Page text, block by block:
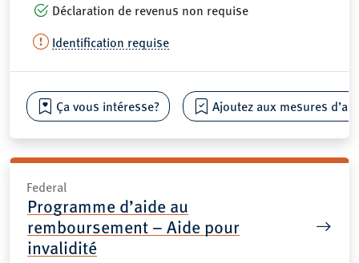
Déclaration de revenus non requise
Identification requise
Ça vous intéresse? Ajoutez aux mesures
Federal
Programme d’aide au
remboursement – Aide pour
invalidité